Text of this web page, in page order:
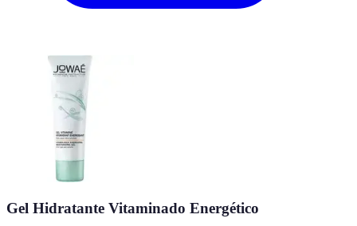
Gel Hidratante Vitaminado Energético